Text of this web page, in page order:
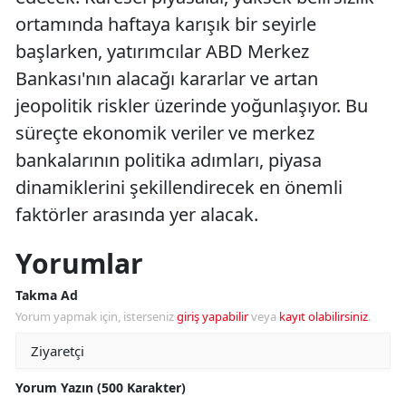
ortamında haftaya karışık bir seyirle
başlarken, yatırımcılar ABD Merkez
Bankası'nın alacağı kararlar ve artan
jeopolitik riskler üzerinde yoğunlaşıyor. Bu
süreçte ekonomik veriler ve merkez
bankalarının politika adımları, piyasa
dinamiklerini şekillendirecek en önemli
faktörler arasında yer alacak.
Yorumlar
Takma Ad
Yorum yapmak için, istersenizgiriş yapabilirveya kayıt olabilirsiniz.
Yorum Yazın (500 Karakter)